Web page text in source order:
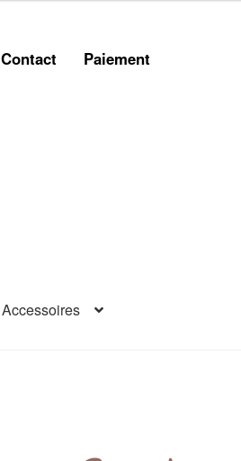
Contact
Paiement
Accessoires